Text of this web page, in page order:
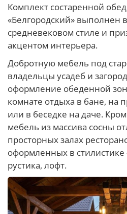
Комплект состаренной
«Белгородский» выполнен
средневековом стиле и
акцентом интерьера.
Добротную мебель под
владельцы усадеб и
оформление обеденной
комнате отдыха в бане, на
или в беседке на даче.
мебель из массива сосны
просторных залах
оформленных в стилистике
рустика, лофт.